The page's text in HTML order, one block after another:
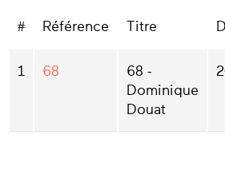
# Référence Titre
1 68
68 -
Dominique
Douat